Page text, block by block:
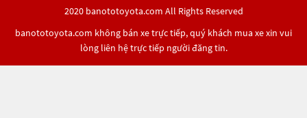
2020 banototoyota.com All Rights Reserved
banototoyota.com không bán xe trực tiếp, quý khách mua xe xin vui
lòng liên hệ trực tiếp người đăng tin.